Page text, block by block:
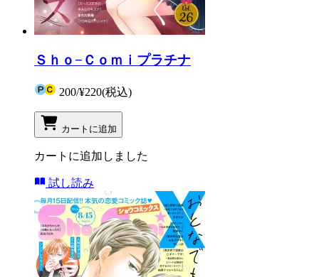
Ｓｈｏ−Ｃｏｍｉプラチナ
200/¥220(税込)
カートに追加
カートに追加しました
試し読み